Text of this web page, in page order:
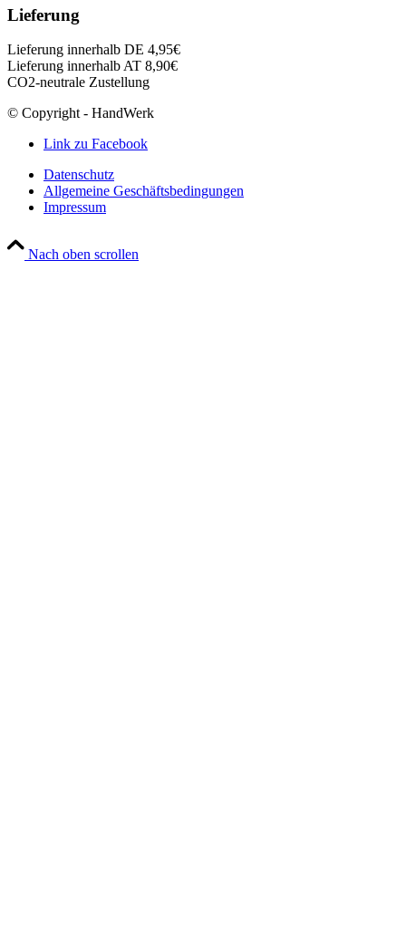
Lieferung
Lieferung innerhalb DE 4,95€
Lieferung innerhalb AT 8,90€
CO2-neutrale Zustellung
© Copyright - HandWerk
Link zu Facebook
Datenschutz
Allgemeine Geschäftsbedingungen
Impressum
Nach oben scrollen